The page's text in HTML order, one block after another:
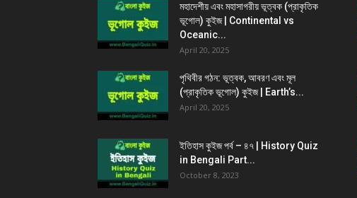
মহাদেশীয় এবং মহাসাগরীয় ভূত্বক (প্রাকৃতিক
ভূগোল) কুইজ | Continental vs
Oceanic...
April 20, 2025
পৃথিবীর গঠন: ভূত্বক, আবরণ এবং মূল
(প্রাকৃতিক ভূগোল) কুইজ | Earth’s...
April 20, 2025
ইতিহাস কুইজ পর্ব – ৪৭ | History Quiz
in Bengali Part...
October 8, 2023